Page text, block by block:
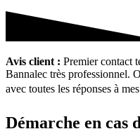
Avis client : Premier contact
Bannalec très professionnel.
avec toutes les réponses à
Démarche en cas